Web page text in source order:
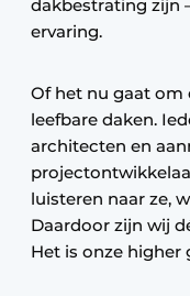
dakbestrating zijn
ervaring.
Of het nu gaat om
leefbare daken.
architecten en
luisteren naar ze,
Daardoor zijn wij
Het is onze higher